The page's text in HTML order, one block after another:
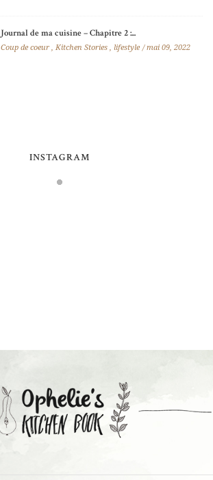
Journal de ma cuisine – Chapitre 2 :...
Coup de coeur ,Kitchen Stories ,lifestyle mai 09, 2022
INSTAGRAM